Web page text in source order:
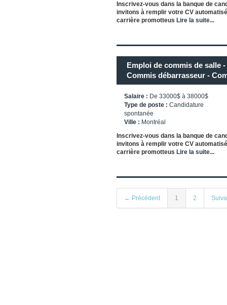
Inscrivez-vous dans la banque de
invitons à remplir votre CV
carrière promotteus Lire la suite...
Emploi de commis de salle
Commis débarrasseur -
Salaire : De 33000$ à 38000$
Type de poste : Candidature
spontanée
Ville : Montréal
Inscrivez-vous dans la banque de
invitons à remplir votre CV
carrière promotteus Lire la suite...
← Précédent 1 2